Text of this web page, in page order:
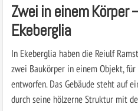
Zwei in einem Körper
Ekeberglia
In Ekeberglia haben die Reiulf
zwei Baukörper in einem Objekt,
entworfen. Das Gebäude steht auf
durch seine hölzerne Struktur mit